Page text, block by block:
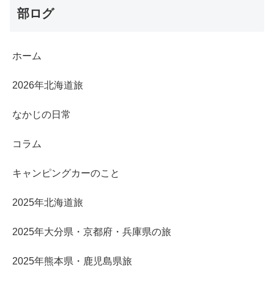
部ログ
ホーム
2026年北海道旅
なかじの日常
コラム
キャンピングカーのこと
2025年北海道旅
2025年大分県・京都府・兵庫県の旅
2025年熊本県・鹿児島県旅